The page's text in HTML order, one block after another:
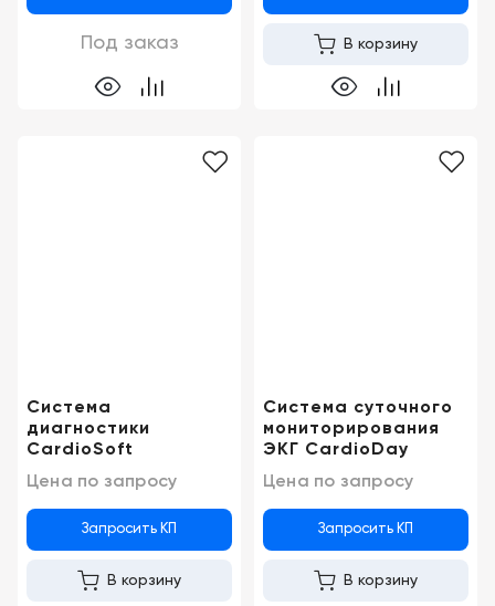
Под заказ В корзину
Система
диагностики
CardioSoft
Цена по запросу
Запросить КП
В корзину
Система суточного
мониторирования
ЭКГ CardioDay
Цена по запросу
Запросить КП
В корзину